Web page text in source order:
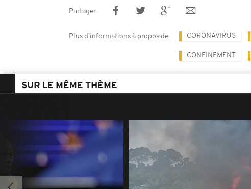
Partager
Plus d'informations à propos de CORONAVIRUS
CONFINEMENT
SUR LE MÊME THÈME